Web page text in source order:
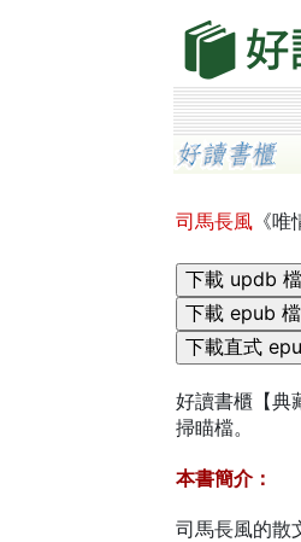
司馬長風 《
好讀書櫃【典
掃瞄檔。
本書簡介：
司馬長風的散